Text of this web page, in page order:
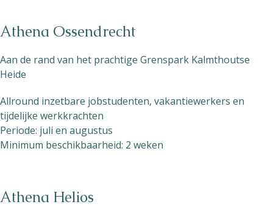
Athena Ossendrecht
Aan de rand van het prachtige Grenspark Kalmthoutse
Heide
Allround inzetbare jobstudenten, vakantiewerkers en
tijdelijke werkkrachten
Periode: juli en augustus
Minimum beschikbaarheid: 2 weken
Athena Helios